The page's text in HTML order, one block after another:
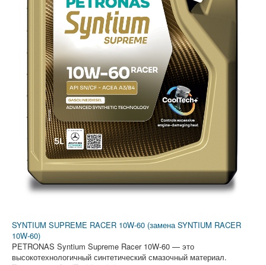
SYNTIUM SUPREME RACER 10W-60 (замена SYNTIUM RACER
10W-60)
PETRONAS Syntium Supreme Racer 10W-60 — это
высокотехнологичный синтетический смазочный материал.